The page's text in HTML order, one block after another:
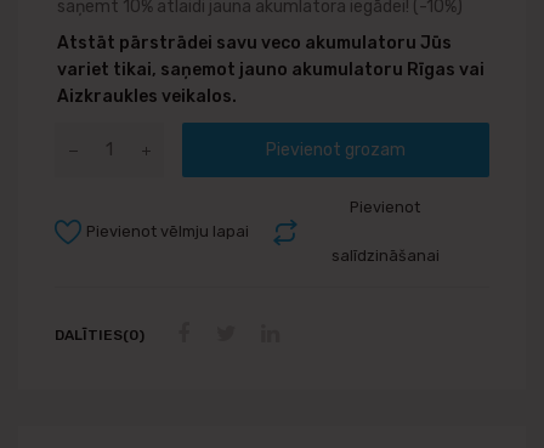
saņemt 10% atlaidi jauna akumlatora iegādei! (-10%)
Atstāt pārstrādei savu veco akumulatoru Jūs
variet tikai, saņemot jauno akumulatoru Rīgas vai
Aizkraukles veikalos.
Pievienot grozam
Pievienot
salīdzināšanai
Pievienot vēlmju lapai
DALĪTIES(0)